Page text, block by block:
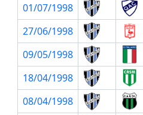
01/07/1998
27/06/1998
09/05/1998
18/04/1998
08/04/1998